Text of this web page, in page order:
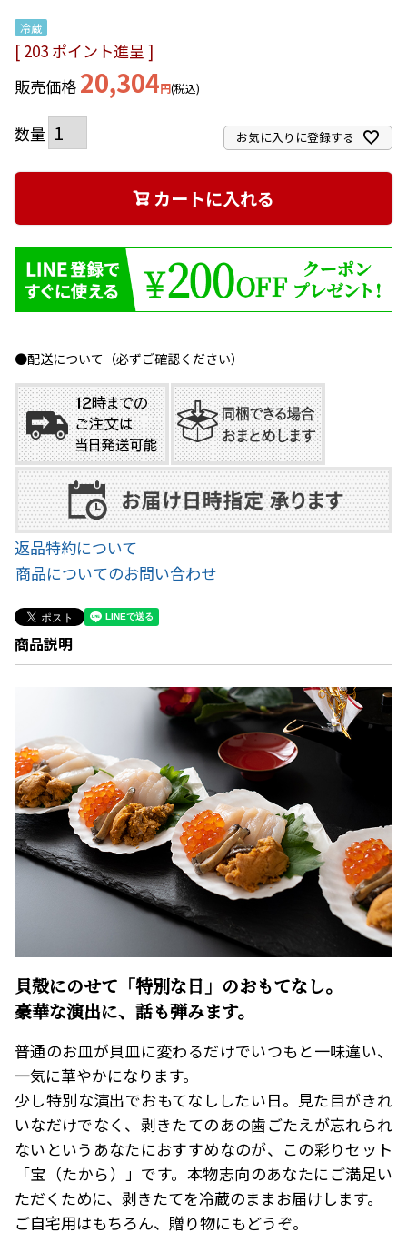
冷蔵
[ 203 ポイント進呈 ]
販売価格 20,304 税込
お気に入りに登録する
カートに入れる
●配送について（必ずご確認ください）
返品特約について
商品についてのお問い合わせ
商品説明
貝殻にのせて「特別な日」のおもてなし。
豪華な演出に、話も弾みます。
普通のお皿が貝皿に変わるだけでいつもと一味違い、
一気に華やかになります。
少し特別な演出でおもてなししたい日。見た目がきれ
いなだけでなく、剥きたてのあの歯ごたえが忘れられ
ないというあなたにおすすめなのが、この彩りセット
「宝（たから）」です。本物志向のあなたにご満足い
ただくために、剥きたてを冷蔵のままお届けします。
ご自宅用はもちろん、贈り物にもどうぞ。